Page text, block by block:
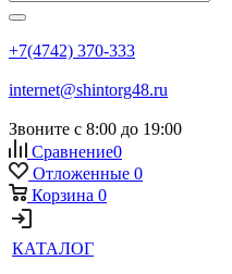
+7(4742) 370-333
internet@shintorg48.ru
Звоните с 8:00 до 19:00
Сравнение0
Отложенные 0
Корзина 0
КАТАЛОГ